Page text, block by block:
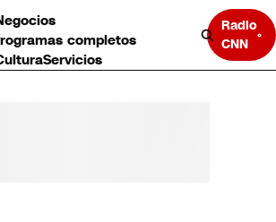
completos
Servicios
Radio
CNN